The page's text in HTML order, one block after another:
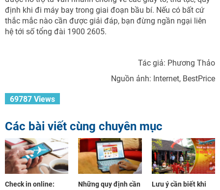
định khi đi máy bay trong giai đoạn bầu bí. Nếu có bất cứ
thắc mắc nào cần được giải đáp, bạn đừng ngần ngại liên
hệ tới số tổng đài 1900 2605.
Tác giả: Phương Thảo
Nguồn ảnh: Internet, BestPrice
69787 Views
Các bài viết cùng chuyên mục
Check in online:
Những quy định cần
Lưu ý cần biết khi